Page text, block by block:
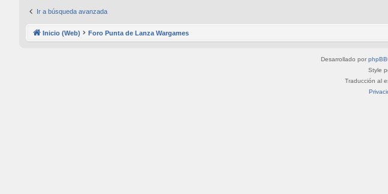
Ir a búsqueda avanzada
Inicio (Web) Foro Punta de Lanza Wargames
Desarrollado por phpBB
Style
Traducción al